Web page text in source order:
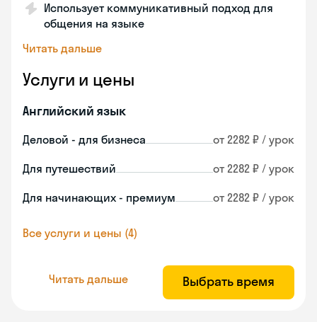
Использует коммуникативный подход для
общения на языке
Читать дальше
Услуги и цены
Английский язык
Деловой - для бизнеса от 2282 ₽ / урок
Для путешествий от 2282 ₽ / урок
Для начинающих - премиум от 2282 ₽ / урок
Все услуги и цены (4)
Читать дальше Выбрать время